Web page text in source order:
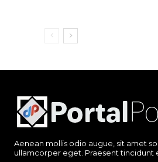
Aenean mollis odio augue, sit amet
ullamcorper eget. Praesent tincidunt